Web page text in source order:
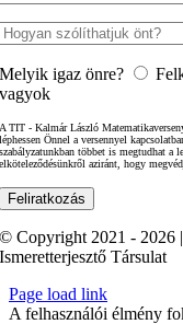
Melyik igaz önre?
vagyok
A TIT - Kalmár László
léphessen Önnel a versennyel
szabályzatunkban többet is megtudhat a
elköteleződésünkről aziránt, hogy
© Copyright 2021 - 2026
Ismeretterjesztő Társulat
Page load link
A felhasználói élmény